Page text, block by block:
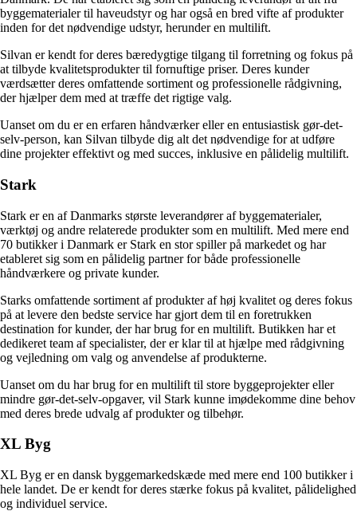
byggematerialer til haveudstyr og har også en bred vifte af produkter
inden for det nødvendige udstyr, herunder en multilift.
Silvan er kendt for deres bæredygtige tilgang til forretning og fokus på
at tilbyde kvalitetsprodukter til fornuftige priser. Deres kunder
værdsætter deres omfattende sortiment og professionelle rådgivning,
der hjælper dem med at træffe det rigtige valg.
Uanset om du er en erfaren håndværker eller en entusiastisk gør-det-
selv-person, kan Silvan tilbyde dig alt det nødvendige for at udføre
dine projekter effektivt og med succes, inklusive en pålidelig multilift.
Stark
Stark er en af Danmarks største leverandører af byggematerialer,
værktøj og andre relaterede produkter som en multilift. Med mere end
70 butikker i Danmark er Stark en stor spiller på markedet og har
etableret sig som en pålidelig partner for både professionelle
håndværkere og private kunder.
Starks omfattende sortiment af produkter af høj kvalitet og deres fokus
på at levere den bedste service har gjort dem til en foretrukken
destination for kunder, der har brug for en multilift. Butikken har et
dedikeret team af specialister, der er klar til at hjælpe med rådgivning
og vejledning om valg og anvendelse af produkterne.
Uanset om du har brug for en multilift til store byggeprojekter eller
mindre gør-det-selv-opgaver, vil Stark kunne imødekomme dine behov
med deres brede udvalg af produkter og tilbehør.
XL Byg
XL Byg er en dansk byggemarkedskæde med mere end 100 butikker i
hele landet. De er kendt for deres stærke fokus på kvalitet, pålidelighed
og individuel service.